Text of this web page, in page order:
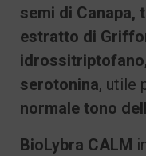
semi di Canapa,
estratto di
idrossitriptofano
serotonina, utile
normale tono
BioLybra CALM